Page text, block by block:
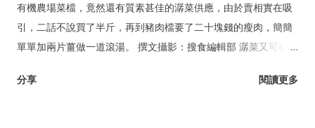
有機農場菜檔，竟然還有質素甚佳的潺菜供應，由於賣相實在吸
引，二話不說買了半斤，再到豬肉檔要了二十塊錢的瘦肉，簡簡
單單加兩片薑做一道滾湯。 撰文攝影：搜食編輯部 潺菜又可稱木
分享 閱讀更多